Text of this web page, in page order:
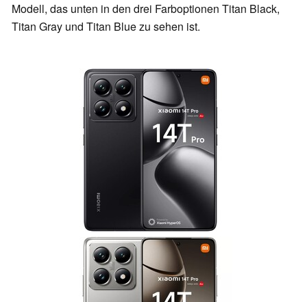
Modell, das unten in den drei Farboptionen Titan Black,
Titan Gray und Titan Blue zu sehen ist.